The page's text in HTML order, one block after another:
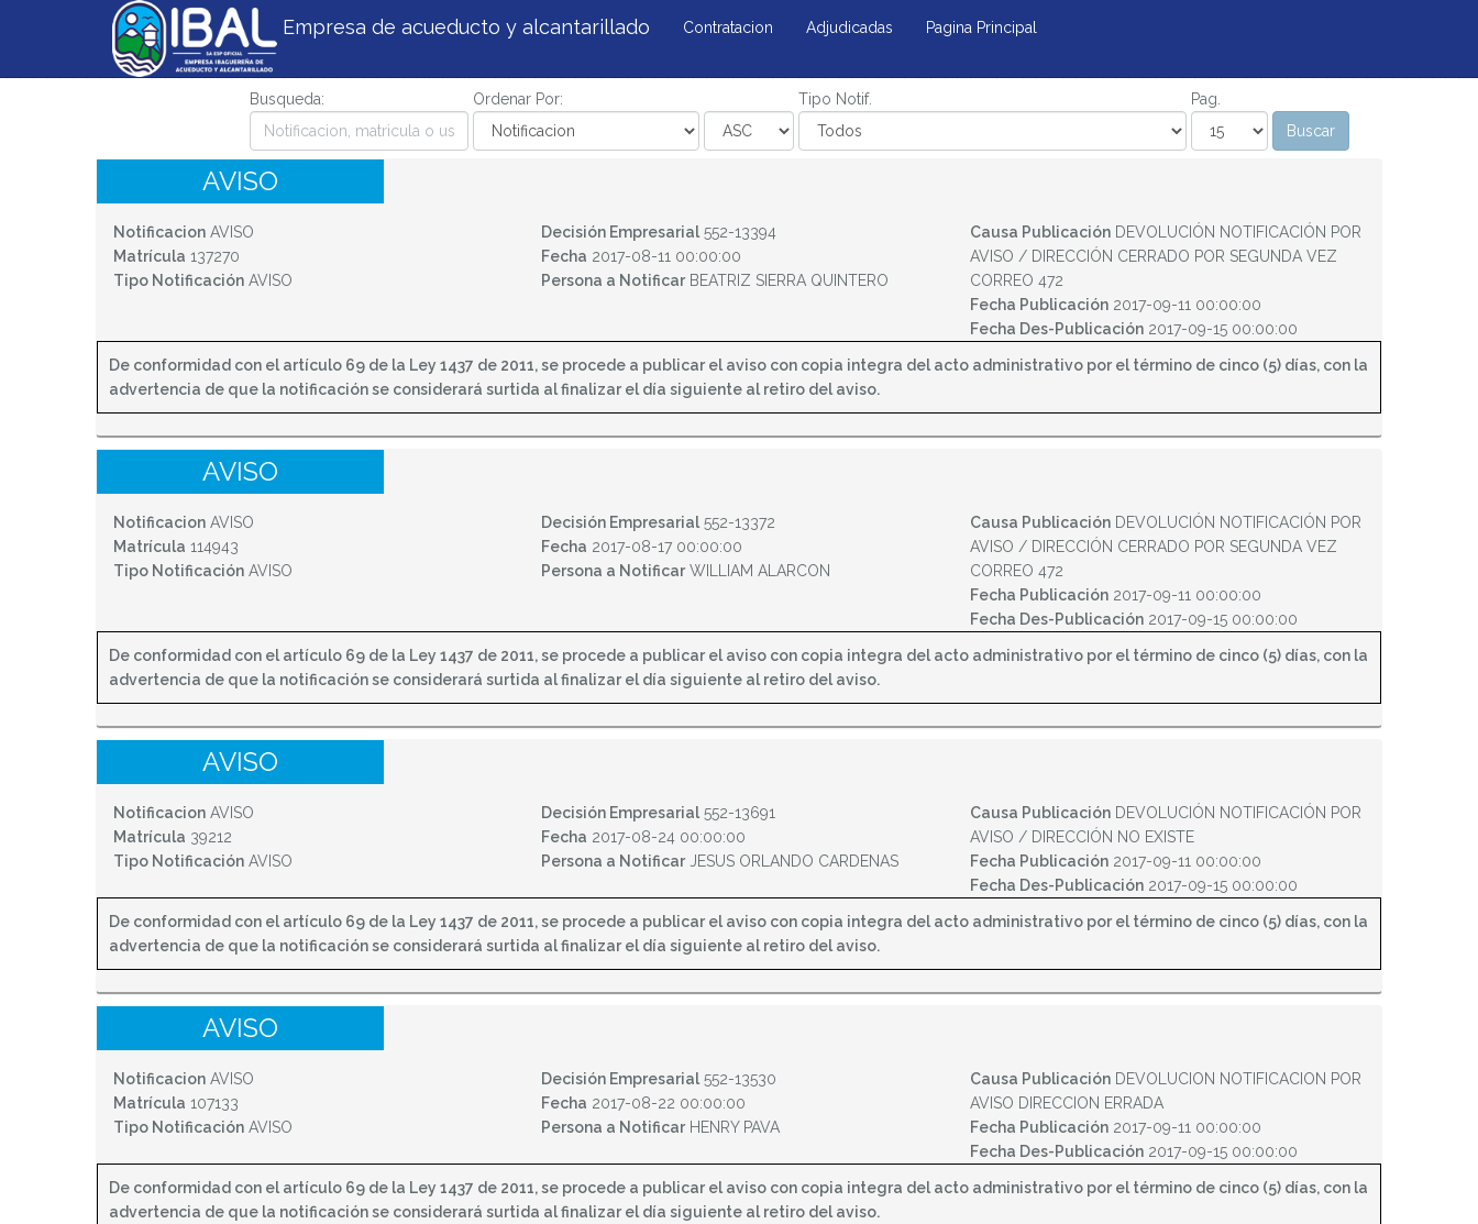
Empresa de acueducto y alcantarillado Contratacion Adjudicadas Pagina Principal
Estás aquí:notifica
Busqueda: Ordenar Por: Tipo Notif. Pag.
AVISO
Notificacion AVISO
Matrícula 137270
Tipo Notificación AVISO
Decisión Empresarial 552-13394
Fecha 2017-08-11 00:00:00
Persona a Notificar BEATRIZ SIERRA QUINTERO
Causa PublicaciónDEVOLUCIÓN NOTIFICACIÓN POR
AVISO / DIRECCIÓN CERRADO POR SEGUNDA VEZ
CORREO 472
Fecha Publicación2017-09-11 00:00:00
Fecha Des-Publicación2017-09-15 00:00:00
De conformidad con el artículo 69 de la Ley 1437 de 2011, se procede a publicar el aviso con copia integra del acto administrativo por el término de cinco (5) días, con la
advertencia de que la notificación se considerará surtida al finalizar el día siguiente al retiro del aviso.
AVISO
Notificacion AVISO
Matrícula 114943
Tipo Notificación AVISO
Decisión Empresarial 552-13372
Fecha 2017-08-17 00:00:00
Persona a Notificar WILLIAM ALARCON
Causa PublicaciónDEVOLUCIÓN NOTIFICACIÓN POR
AVISO / DIRECCIÓN CERRADO POR SEGUNDA VEZ
CORREO 472
Fecha Publicación2017-09-11 00:00:00
Fecha Des-Publicación2017-09-15 00:00:00
De conformidad con el artículo 69 de la Ley 1437 de 2011, se procede a publicar el aviso con copia integra del acto administrativo por el término de cinco (5) días, con la
advertencia de que la notificación se considerará surtida al finalizar el día siguiente al retiro del aviso.
AVISO
Notificacion AVISO
Matrícula 39212
Tipo Notificación AVISO
Decisión Empresarial 552-13691
Fecha 2017-08-24 00:00:00
Persona a Notificar JESUS ORLANDO CARDENAS
Causa PublicaciónDEVOLUCIÓN NOTIFICACIÓN POR
AVISO / DIRECCIÓN NO EXISTE
Fecha Publicación2017-09-11 00:00:00
Fecha Des-Publicación2017-09-15 00:00:00
De conformidad con el artículo 69 de la Ley 1437 de 2011, se procede a publicar el aviso con copia integra del acto administrativo por el término de cinco (5) días, con la
advertencia de que la notificación se considerará surtida al finalizar el día siguiente al retiro del aviso.
AVISO
Notificacion AVISO
Matrícula 107133
Tipo Notificación AVISO
Decisión Empresarial 552-13530
Fecha 2017-08-22 00:00:00
Persona a Notificar HENRY PAVA
Causa PublicaciónDEVOLUCION NOTIFICACION POR
AVISO DIRECCION ERRADA
Fecha Publicación2017-09-11 00:00:00
Fecha Des-Publicación2017-09-15 00:00:00
De conformidad con el artículo 69 de la Ley 1437 de 2011, se procede a publicar el aviso con copia integra del acto administrativo por el término de cinco (5) días, con la
advertencia de que la notificación se considerará surtida al finalizar el día siguiente al retiro del aviso.